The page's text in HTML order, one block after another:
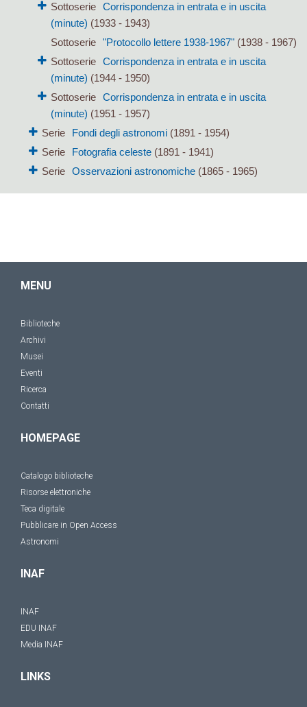
Sottoserie
Corrispondenza in entrata e in uscita
(minute) (1933 - 1943)
Sottoserie
"Protocollo lettere 1938-1967" (1938 - 1967)
Sottoserie
Corrispondenza in entrata e in uscita
(minute) (1944 - 1950)
Sottoserie
Corrispondenza in entrata e in uscita
(minute) (1951 - 1957)
Serie
Fondi degli astronomi(1891 - 1954)
Serie
Fotografia celeste(1891 - 1941)
Serie Osservazioni astronomiche(1865 - 1965)
MENU
Biblioteche
Archivi
Musei
Eventi
Ricerca
Contatti
HOMEPAGE
Catalogo biblioteche
Risorse elettroniche
Teca digitale
Pubblicare in Open Access
Astronomi
INAF
INAF
EDU INAF
Media INAF
LINKS